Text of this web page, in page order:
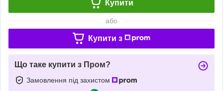
Купити
або
Купити з
Що таке купити з Пром?
Замовлення під захистом